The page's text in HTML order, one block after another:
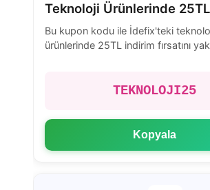
Teknoloji Ürünlerinde
Bu kupon kodu ile İdefix'teki
ürünlerinde 25TL indirim fırsatını
TEKNOLOJI25
Kopyala